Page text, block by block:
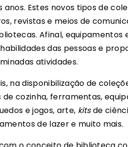
Estes novos tipos de
revistas e meios de
Afinal, equipamentos
das pessoas e
atividades.
na disponibilização de
cozinha, ferramentas,
e jogos, arte, kitsde
de lazer e muito mais.